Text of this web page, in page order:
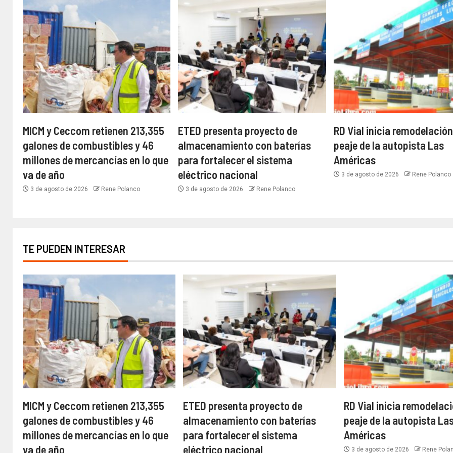
MICM y Ceccom retienen 213,355
galones de combustibles y 46
millones de mercancías en lo que
va de año
3 de agosto de 2026 Rene Polanco
ETED presenta proyecto de
almacenamiento con baterías
para fortalecer el sistema
eléctrico nacional
3 de agosto de 2026 Rene Polanco
RD Vial inicia
peaje de la autopista Las
Américas
3 de agosto de 2026 Rene Polanco
TE PUEDEN INTERESAR
MICM y Ceccom retienen 213,355
galones de combustibles y 46
millones de mercancías en lo que
va de año
ETED presenta proyecto de
almacenamiento con baterías
para fortalecer el sistema
eléctrico nacional
RD Vial inicia
peaje de la autopista
Américas
3 de agosto de 2026 Rene